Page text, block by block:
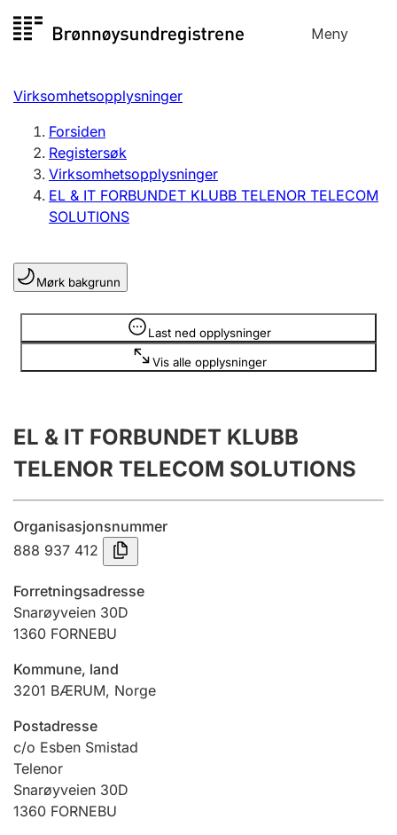
til
Meny
Registersøk
Aksjeselskap
Enkeltpersonforetak
Registrere, endre, slette
Lag og forening
Registrere, endre, slette
Flere organisasjonsformer
Årsregnskap
Innsending og forsinkelsesgebyr
Tinglysing
Jeger
Betaling og jegeravgiftskort
Ektepaktveileder
Offentlig sektor
Andre tema
Virksomhetsopplysninger
Forsiden
Registersøk
Virksomhetsopplysninger
EL & IT FORBUNDET KLUBB TELENOR TELECOM
SOLUTIONS
Mørk bakgrunn
Last ned opplysninger
Vis alle opplysninger
Opplysninger er skjult
EL & IT FORBUNDET KLUBB
TELENOR TELECOM SOLUTIONS
Organisasjonsnummer
888 937 412
Forretningsadresse
Snarøyveien 30D
1360 FORNEBU
Kommune, land
3201 BÆRUM, Norge
Postadresse
c/o Esben Smistad
Telenor
Snarøyveien 30D
1360 FORNEBU